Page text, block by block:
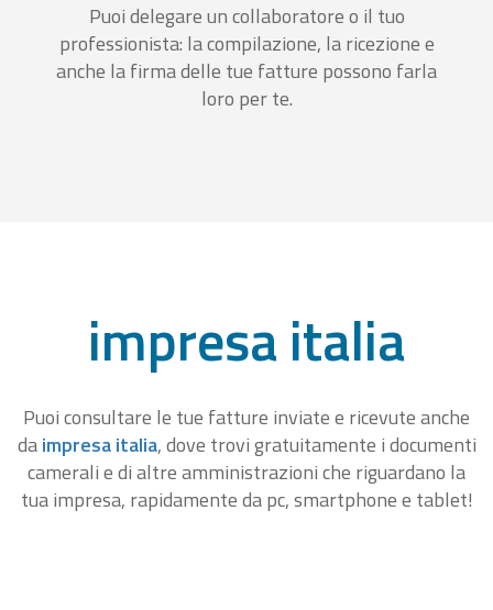
Puoi delegare un collaboratore o il tuo
professionista: la compilazione, la ricezione e
anche la firma delle tue fatture possono farla
loro per te.
impresa italia
Puoi consultare le tue fatture inviate e ricevute anche
daimpresa italia, dove trovi gratuitamente i documenti
camerali e di altre amministrazioni che riguardano la
tua impresa, rapidamente da pc, smartphone e tablet!